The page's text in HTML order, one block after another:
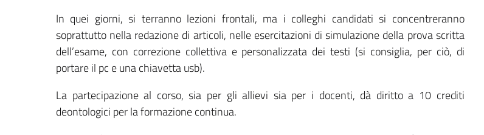
In quei giorni, si terranno lezioni frontali, ma i colleghi candidati si concentreranno
soprattutto nella redazione di articoli, nelle esercitazioni di simulazione della prova scritta
dell’esame, con correzione collettiva e personalizzata dei testi (si consiglia, per ciò, di
portare il pc e una chiavetta usb).
La partecipazione al corso, sia per gli allievi sia per i docenti, dà diritto a 10 crediti
deontologici per la formazione continua.